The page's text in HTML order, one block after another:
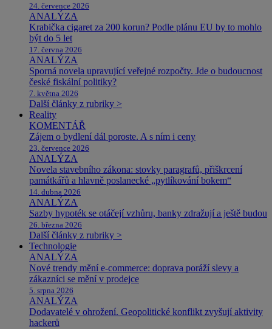
24. července 2026
ANALÝZA
Krabička cigaret za 200 korun? Podle plánu EU by to mohlo
být do 5 let
17. června 2026
ANALÝZA
Sporná novela upravující veřejné rozpočty. Jde o budoucnost
české fiskální politiky?
7. května 2026
Další články z rubriky >
Reality
KOMENTÁŘ
Zájem o bydlení dál poroste. A s ním i ceny
23. července 2026
ANALÝZA
Novela stavebního zákona: stovky paragrafů, přiškrcení
památkářů a hlavně poslanecké „pytlíkování bokem“
14. dubna 2026
ANALÝZA
Sazby hypoték se otáčejí vzhůru, banky zdražují a ještě budou
26. března 2026
Další články z rubriky >
Technologie
ANALÝZA
Nové trendy mění e-commerce: doprava poráží slevy a
zákazníci se mění v prodejce
5. srpna 2026
ANALÝZA
Dodavatelé v ohrožení. Geopolitické konflikt zvyšují aktivity
hackerů